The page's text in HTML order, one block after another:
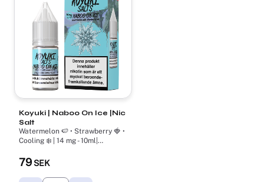
Koyuki | Naboo On Ice |Nic
Salt
Watermelon 🍉 • Strawberry 🍓 •
Cooling ❄️ | 14 mg - 10ml|
79 SEK